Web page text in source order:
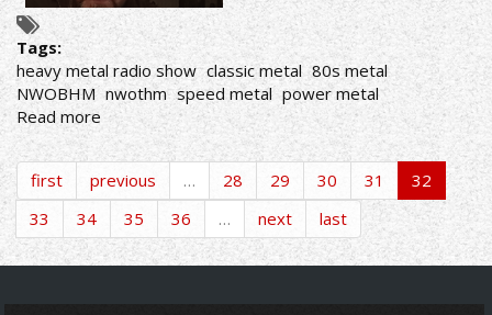
Tags:
heavy metal radio show classic metal 80s metal
NWOBHM nwothm speed metal power metal
Read more about
AΚΟΥΣΤΕ
ΣΕ
ΕΠΑΝΑΛΗΨΗ
ΤΗΝ
ΕΚΠΟΜΠΗ
"THIS
HEAVY
first previous … 28 29 30 31
32
33
34 35 36 … next last